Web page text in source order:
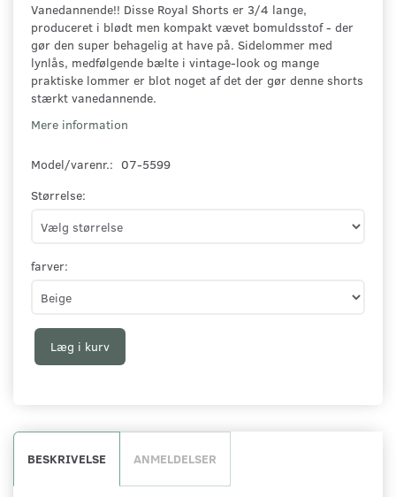
Vanedannende!! Disse Royal Shorts er 3/4 lange,
produceret i blødt men kompakt vævet bomuldsstof - der
gør den super behagelig at have på. Sidelommer med
lynlås, medfølgende bælte i vintage-look og mange
praktiske lommer er blot noget af det der gør denne shorts
stærkt vanedannende.
Mere information
Model/varenr.: 07-5599
Størrelse:
farver:
Læg i kurv
BESKRIVELSE ANMELDELSER